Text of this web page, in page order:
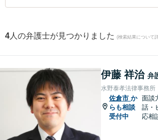
4 人の弁護士が見つかりました (検索結果について
伊藤 祥治 弁
水野泰孝法律事務所
佐倉市 か
らも相談
受付中
面談
話・
応相